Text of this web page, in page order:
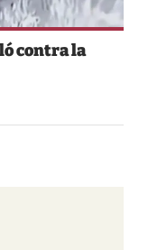
contra la